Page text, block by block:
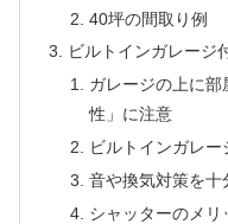
40坪の間取り例
ビルトインガレージ
ガレージの上に
性」に注意
ビルトインガレ
音や換気対策を十
シャッターのメ